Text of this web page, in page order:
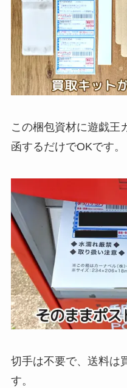
この梱包資材に遊戯王
函するだけでOKです。
切手は不要で、送料は
す。